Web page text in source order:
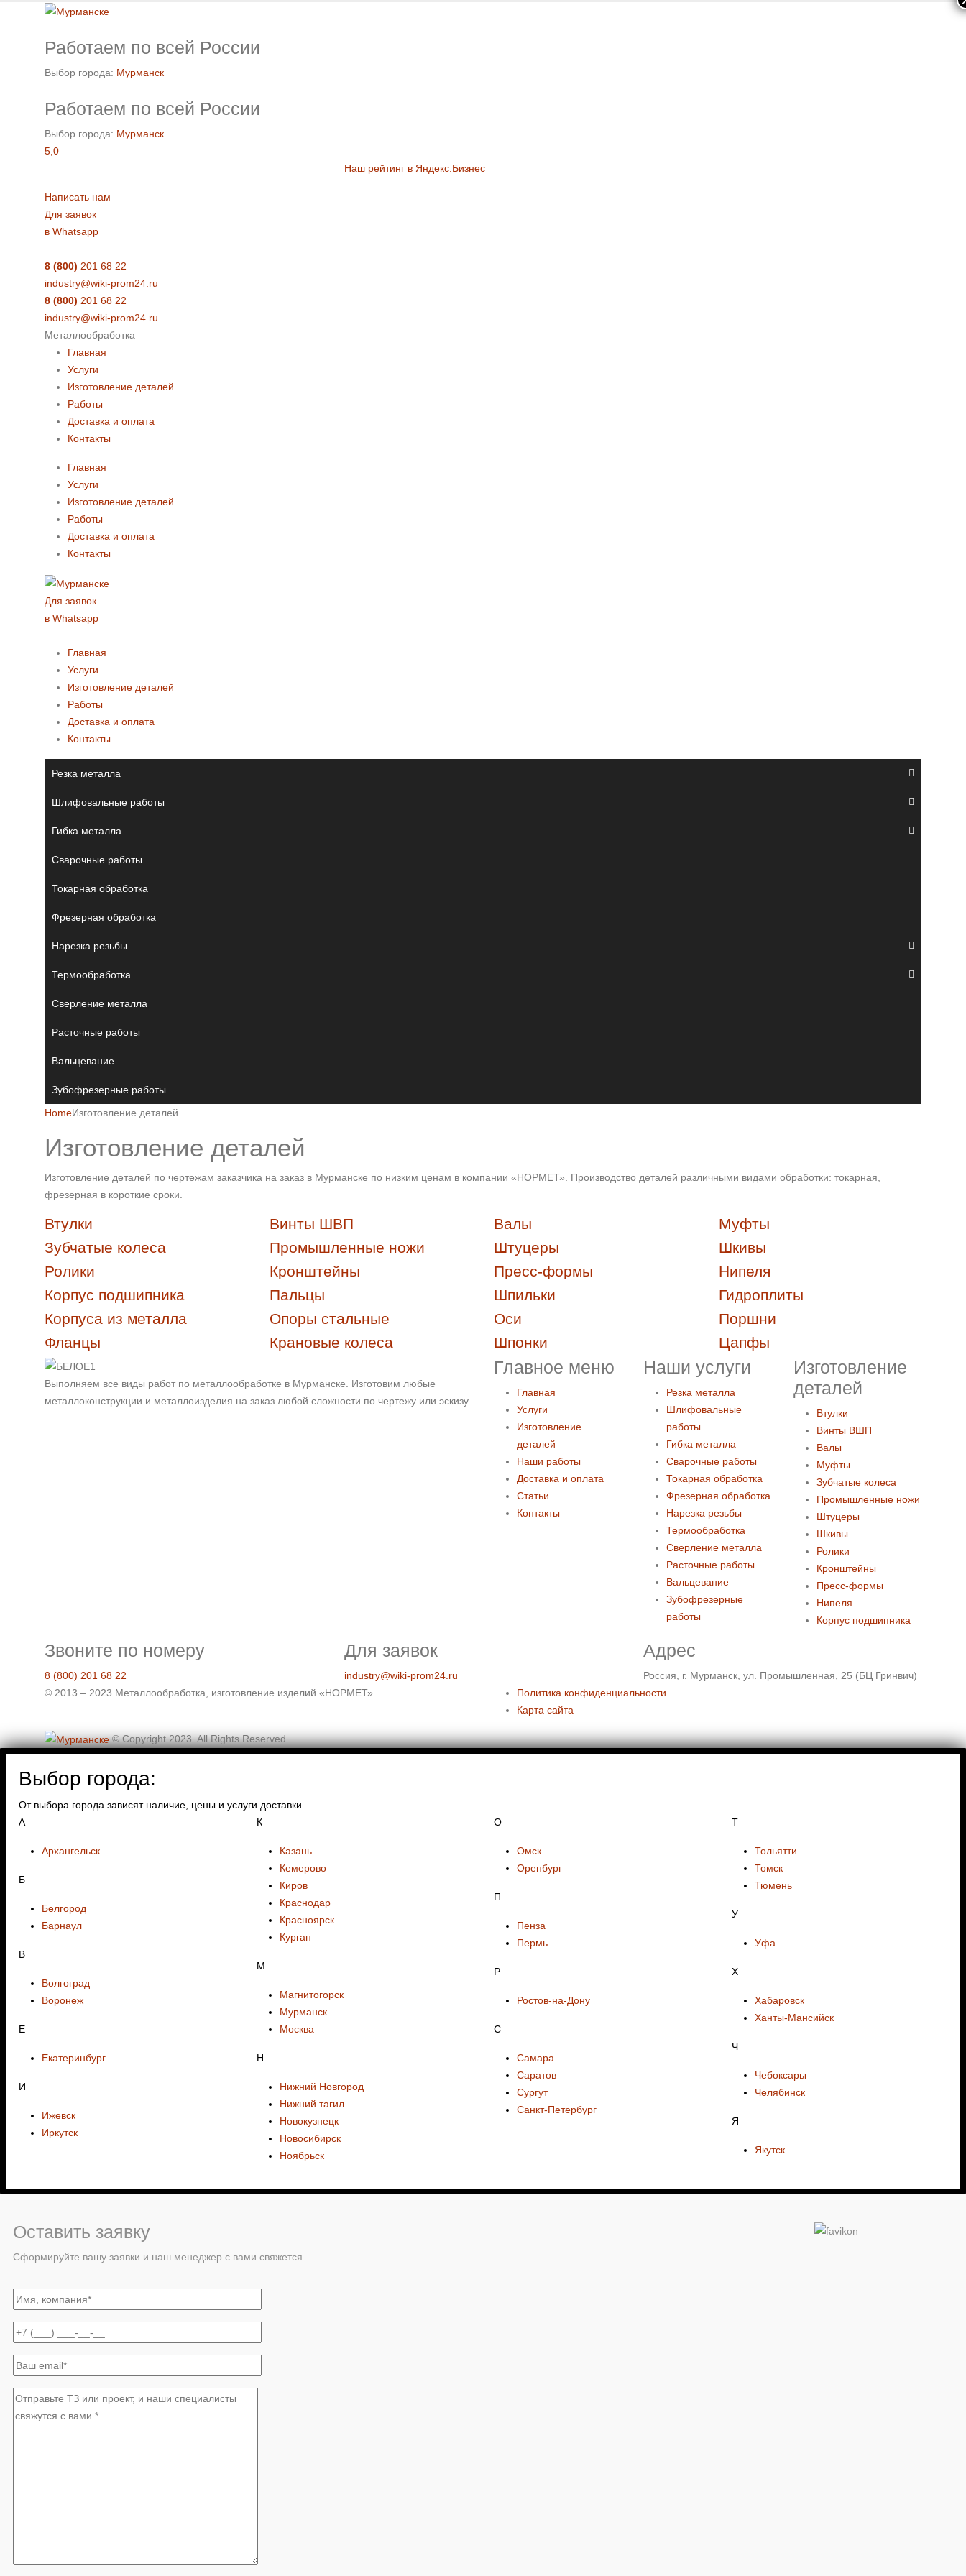
Работаем по всей России
Выбор города: Мурманск
Работаем по всей России
Выбор города: Мурманск
5,0
Наш рейтинг в Яндекс.Бизнес
Написать нам
Для заявок
в Whatsapp
8 (800) 201 68 22
industry@wiki-prom24.ru
8 (800) 201 68 22
industry@wiki-prom24.ru
Металлообработка
Главная
Услуги
Изготовление деталей
Работы
Доставка и оплата
Контакты
Главная
Услуги
Изготовление деталей
Работы
Доставка и оплата
Контакты
Для заявок
в Whatsapp
Главная
Услуги
Изготовление деталей
Работы
Доставка и оплата
Контакты
Резка металла
Шлифовальные работы
Гибка металла
Сварочные работы
Токарная обработка
Фрезерная обработка
Нарезка резьбы
Термообработка
Сверление металла
Расточные работы
Вальцевание
Зубофрезерные работы
HomeИзготовление деталей
Изготовление деталей
Изготовление деталей по чертежам заказчика на заказ в Мурманске по низким ценам в компании «НОРМЕТ». Производство деталей различными видами обработки: токарная,
фрезерная в короткие сроки.
Втулки Винты ШВП Валы
Муфты
Зубчатые колеса
Промышленные ножи Штуцеры
Шкивы
Ролики
Кронштейны Пресс-формы
Нипеля
Корпус подшипника
Пальцы Шпильки
Гидроплиты
Корпуса из металла
Опоры стальные Оси
Поршни
Фланцы
Крановые колеса Шпонки Цапфы
Выполняем все виды работ по металлообработке в Мурманске. Изготовим любые
металлоконструкции и металлоизделия на заказ любой сложности по чертежу или эскизу.
Главное меню
Главная
Услуги
Изготовление
деталей
Наши работы
Доставка и оплата
Статьи
Контакты
Наши услуги
Резка металла
Шлифовальные
работы
Гибка металла
Сварочные работы
Токарная обработка
Фрезерная обработка
Нарезка резьбы
Термообработка
Сверление металла
Расточные работы
Вальцевание
Зубофрезерные
работы
Изготовление
деталей
Втулки
Винты ВШП
Валы
Муфты
Зубчатые колеса
Промышленные ножи
Штуцеры
Шкивы
Ролики
Кронштейны
Пресс-формы
Нипеля
Корпус подшипника
Звоните по номеру
8 (800) 201 68 22
Для заявок
industry@wiki-prom24.ru
Адрес
Россия, г. Мурманск, ул. Промышленная, 25 (БЦ Гринвич)
© 2013 – 2023 Металлообработка, изготовление изделий «НОРМЕТ»
Политика конфиденциальности
Карта сайта
© Copyright 2023. All Rights Reserved.
Выбор города:
От выбора города зависят наличие, цены и услуги доставки
А
Архангельск
Б
Белгород
Барнаул
В
Волгоград
Воронеж
E
Екатеринбург
И
Ижевск
Иркутск
К
Казань
Кемерово
Киров
Краснодар
Красноярск
Курган
М
Магнитогорск
Мурманск
Москва
Н
Нижний Новгород
Нижний тагил
Новокузнецк
Новосибирск
Ноябрьск
О
Омск
Оренбург
П
Пенза
Пермь
Р
Ростов-на-Дону
С
Самара
Саратов
Сургут
Санкт-Петербург
Т
Тольятти
Томск
Тюмень
У
Уфа
Х
Хабаровск
Ханты-Мансийск
Ч
Чебоксары
Челябинск
Я
Якутск
Оставить заявку
Сформируйте вашу заявки и наш менеджер с вами свяжется